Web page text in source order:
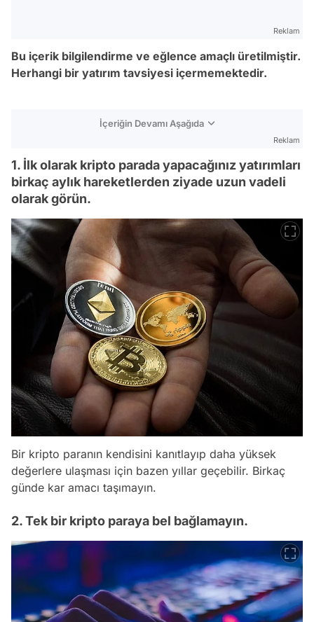
Reklam
Bu içerik bilgilendirme ve eğlence amaçlı üretilmiştir.
Herhangi bir yatırım tavsiyesi içermemektedir.
İçeriğin Devamı Aşağıda
Reklam
1. İlk olarak kripto parada yapacağınız yatırımları
birkaç aylık hareketlerden ziyade uzun vadeli
olarak görün.
Bir kripto paranın kendisini kanıtlayıp daha yüksek
değerlere ulaşması için bazen yıllar geçebilir. Birkaç
günde kar amacı taşımayın.
2. Tek bir kripto paraya bel bağlamayın.